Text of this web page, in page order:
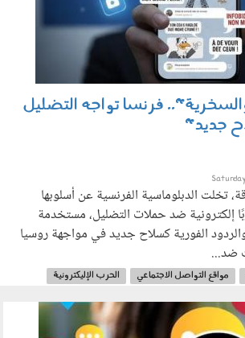
فرنسا تواجه التضليل
جديد"
الدبلوماسية الفرنسية عن أسلوبها
إلكترونية ضد حملات التضليل، مستخدمة
الفورية كسلاح جديد في مواجهة روسيا
ضد...
مواقع التواصل الاجتماعي الحرب الإليكترونية